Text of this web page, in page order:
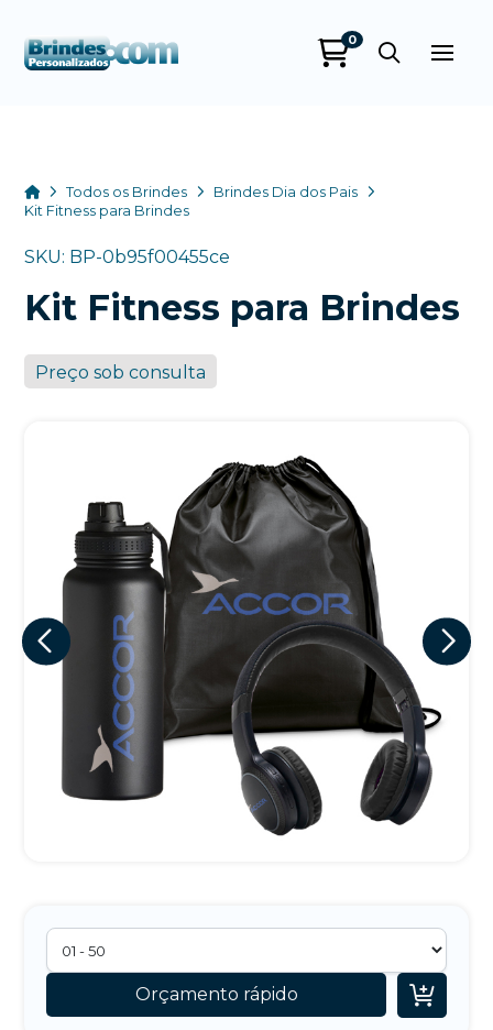
0
HomeTodos os Brindes
Brindes Dia dos Pais
Kit Fitness para Brindes
SKU: BP-0b95f00455ce
Kit Fitness para Brindes
Preço sob consulta
Orçamento rápido 
Eu concordo em receber comunicações.
A nossa empresa está comprometida a proteger e respeitar
sua privacidade, utilizaremos seus dados apenas para fins
de marketing. Você pode alterar suas preferências a
qualquer momento.
Iniciar conversa